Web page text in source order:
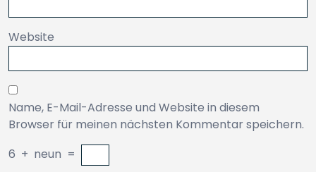
Website
Name, E-Mail-Adresse und Website in diesem
Browser für meinen nächsten Kommentar speichern.
6 + neun =